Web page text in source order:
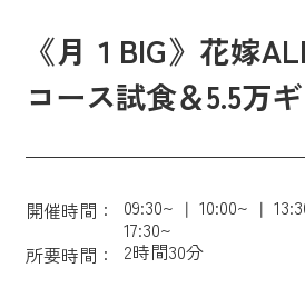
《月１BIG》花嫁
コース試食＆5.5万
開催時間： 09:30~ 10:00~
17:30~
所要時間：
2時間30分